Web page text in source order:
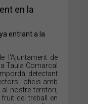
en la
entrant a la
l'Ajuntament de
Taula Comarcal
detectant
i oficis amb
nostre territori,
del treball en